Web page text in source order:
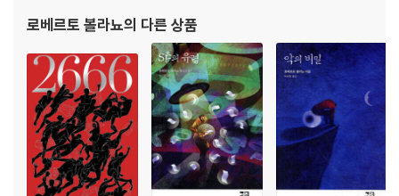
첫 장편 『아이스링크』(1993)를 필두로 거의
로베르토 볼라뇨의 다른 상품